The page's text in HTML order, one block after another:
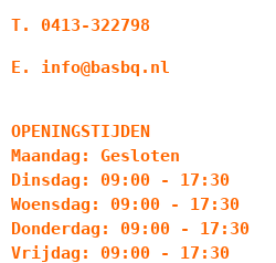
T. 0413-322798
E. info@basbq.nl
OPENINGSTIJDEN
Maandag: Gesloten
Dinsdag: 09:00 - 17:30
Woensdag: 09:00 - 17:30
Donderdag: 09:00 - 17:30
Vrijdag: 09:00 - 17:30